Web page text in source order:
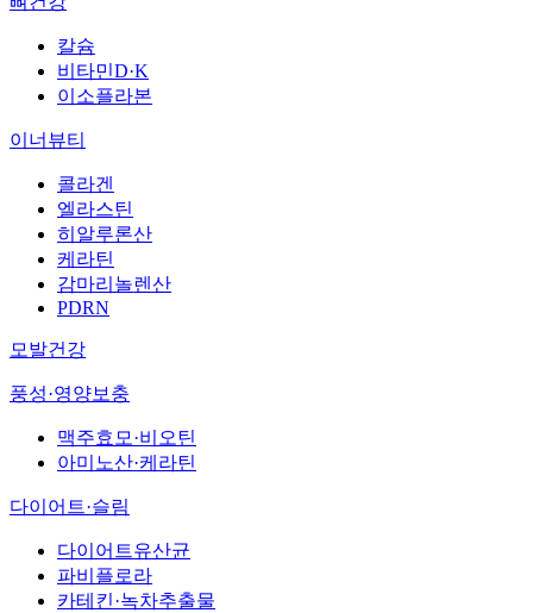
칼슘
비타민D·K
이소플라본
이너뷰티
콜라겐
엘라스틴
히알루론산
케라틴
감마리놀렌산
PDRN
모발건강
풍성·영양보충
맥주효모·비오틴
아미노산·케라틴
다이어트·슬림
다이어트유산균
파비플로라
카테킨·녹차추출물